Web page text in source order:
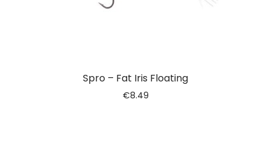
Spro – Fat Iris Floating
€8.49